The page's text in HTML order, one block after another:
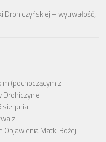
Drohiczyńskiej – wytrwałość,
(pochodzącym z…
Drohiczynie
sierpnia
z…
Objawienia Matki Bożej